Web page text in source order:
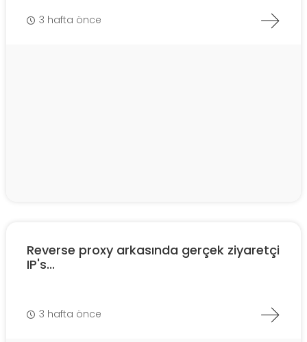
3 hafta önce
Reverse proxy arkasında gerçek ziyaretçi
IP's...
3 hafta önce